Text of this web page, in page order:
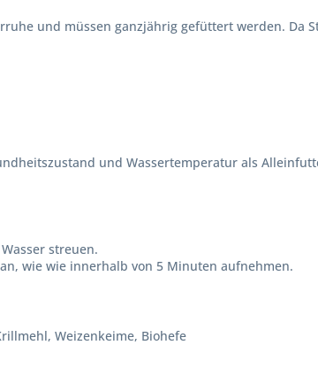
und müssen ganzjährig gefüttert werden. Da
und Wassertemperatur als
streuen.
wie wie innerhalb von 5 Minuten aufnehmen.
Weizenkeime, Biohefe